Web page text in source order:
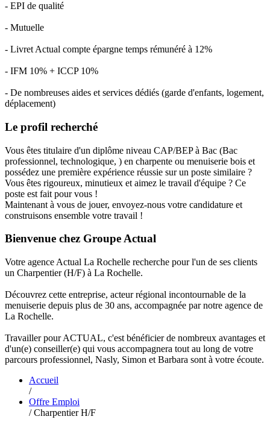
- EPI de qualité
- Mutuelle
- Livret Actual compte épargne temps rémunéré à 12%
- IFM 10% + ICCP 10%
- De nombreuses aides et services dédiés (garde d'enfants, logement,
déplacement)
Le profil recherché
Vous êtes titulaire d'un diplôme niveau CAP/BEP à Bac (Bac
professionnel, technologique, ) en charpente ou menuiserie bois et
possédez une première expérience réussie sur un poste similaire ?
Vous êtes rigoureux, minutieux et aimez le travail d'équipe ? Ce
poste est fait pour vous !
Maintenant à vous de jouer, envoyez-nous votre candidature et
construisons ensemble votre travail !
Bienvenue chez Groupe Actual
Votre agence Actual La Rochelle recherche pour l'un de ses clients
un Charpentier (H/F) à La Rochelle.
Découvrez cette entreprise, acteur régional incontournable de la
menuiserie depuis plus de 30 ans, accompagnée par notre agence de
La Rochelle.
Travailler pour ACTUAL, c'est bénéficier de nombreux avantages et
d'un(e) conseiller(e) qui vous accompagnera tout au long de votre
parcours professionnel, Nasly, Simon et Barbara sont à votre écoute.
Accueil
/
Offre Emploi
/ Charpentier H/F